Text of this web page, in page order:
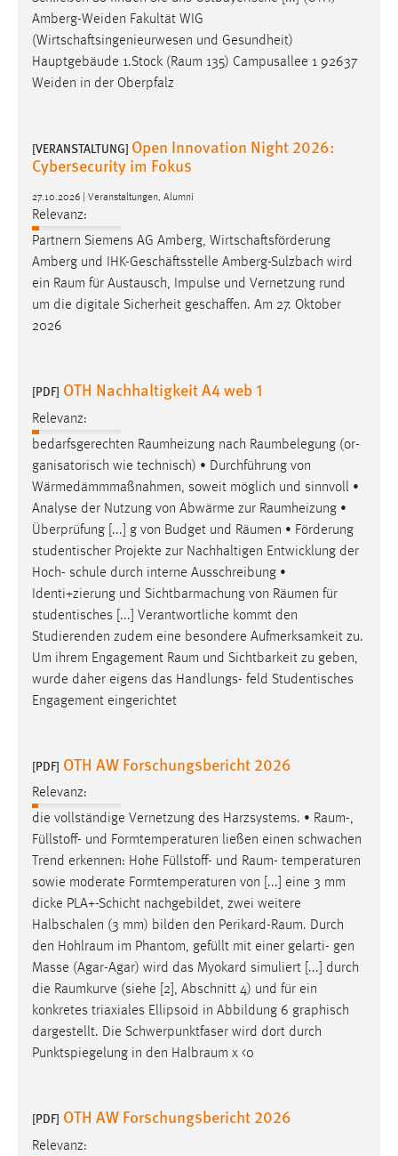
Amberg-Weiden Fakultät WIG
(Wirtschaftsingenieurwesen und Gesundheit)
Hauptgebäude 1.Stock (Raum 135) Campusallee 1 92637
Weiden in der Oberpfalz
[VERANSTALTUNG] Open Innovation Night 2026:
Cybersecurity im Fokus
27.10.2026 | Veranstaltungen, Alumni
Relevanz:
Partnern Siemens AG Amberg, Wirtschaftsförderung
Amberg und IHK-Geschäftsstelle Amberg-Sulzbach wird
ein Raum für Austausch, Impulse und Vernetzung rund
um die digitale Sicherheit geschaffen. Am 27. Oktober
2026
[PDF] OTH Nachhaltigkeit A4 web 1
Relevanz:
bedarfsgerechten Raumheizung nach Raumbelegung (or-
ganisatorisch wie technisch) • Durchführung von
Wärmedämmmaßnahmen, soweit möglich und sinnvoll •
Analyse der Nutzung von Abwärme zur Raumheizung •
Überprüfung [...] g von Budget und Räumen • Förderung
studentischer Projekte zur Nachhaltigen Entwicklung der
Hoch- schule durch interne Ausschreibung •
Identi+zierung und Sichtbarmachung von Räumen für
studentisches [...] Verantwortliche kommt den
Studierenden zudem eine besondere Aufmerksamkeit zu.
Um ihrem Engagement Raum und Sichtbarkeit zu geben,
wurde daher eigens das Handlungs- feld Studentisches
Engagement eingerichtet
[PDF] OTH AW Forschungsbericht 2026
Relevanz:
die vollständige Vernetzung des Harzsystems. • Raum-,
Füllstoff- und Formtemperaturen ließen einen schwachen
Trend erkennen: Hohe Füllstoff- und Raum- temperaturen
sowie moderate Formtemperaturen von [...] eine 3 mm
dicke PLA+-Schicht nachgebildet, zwei weitere
Halbschalen (3 mm) bilden den Perikard-Raum. Durch
den Hohlraum im Phantom, gefüllt mit einer gelarti- gen
Masse (Agar-Agar) wird das Myokard simuliert [...] durch
die Raumkurve (siehe [2], Abschnitt 4) und für ein
konkretes triaxiales Ellipsoid in Abbildung 6 graphisch
dargestellt. Die Schwerpunktfaser wird dort durch
Punktspiegelung in den Halbraum χ <0
[PDF] OTH AW Forschungsbericht 2026
Relevanz: